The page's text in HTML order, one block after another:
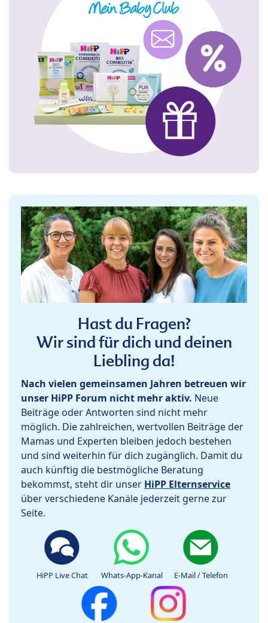
Hast du Fragen?
Wir sind für dich und deinen
Liebling da!
Nach vielen gemeinsamen Jahren betreuen wir
unser HiPP Forum nicht mehr aktiv. Neue
Beiträge oder Antworten sind nicht mehr
möglich. Die zahlreichen, wertvollen Beiträge der
Mamas und Experten bleiben jedoch bestehen
und sind weiterhin für dich zugänglich. Damit du
auch künftig die bestmögliche Beratung
bekommst, steht dir unser HiPP Elternservice
über verschiedene Kanäle jederzeit gerne zur
Seite.
HiPP Live Chat Whats-App-Kanal E-Mail / Telefon